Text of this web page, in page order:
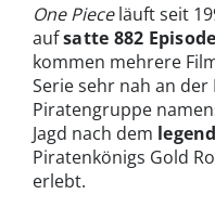
One Pieceläuft seit
aufsatte 882
kommen mehrere
Serie sehr nah an
Piratengruppe
Jagd nach dem
Piratenkönigs Gold
erlebt.